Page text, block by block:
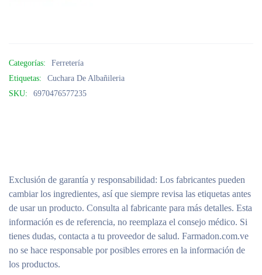
Categorías:
Ferretería
Etiquetas:
Cuchara De Albañileria
SKU:
6970476577235
Exclusión de garantía y responsabilidad: Los fabricantes pueden
cambiar los ingredientes, así que siempre revisa las etiquetas antes
de usar un producto. Consulta al fabricante para más detalles. Esta
información es de referencia, no reemplaza el consejo médico. Si
tienes dudas, contacta a tu proveedor de salud. Farmadon.com.ve
no se hace responsable por posibles errores en la información de
los productos.